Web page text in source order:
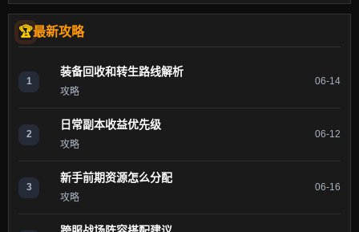
最新攻略
1
装备回收和转生路线解析
攻略
06-14
2
日常副本收益优先级
攻略
06-12
3
新手前期资源怎么分配
攻略
06-16